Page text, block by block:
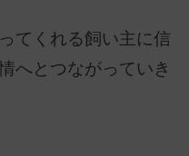
てくれる飼い主に信
へとつながっていき